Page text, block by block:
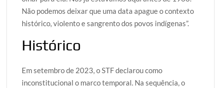
Não podemos deixar que uma data apague o contexto
histórico, violento e sangrento dos povos indígenas”.
Histórico
Em setembro de 2023, o STF declarou como
inconstitucional o marco temporal. Na sequência, o